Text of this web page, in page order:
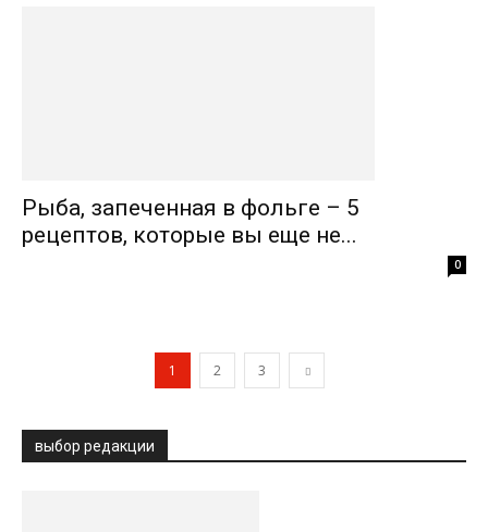
Рыба, запеченная в фольге – 5
рецептов, которые вы еще не...
0
1 2 3
выбор редакции